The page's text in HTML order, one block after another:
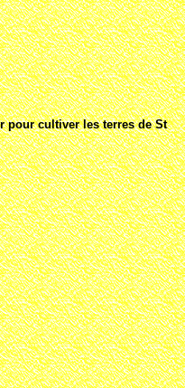
pour cultiver les terres de St